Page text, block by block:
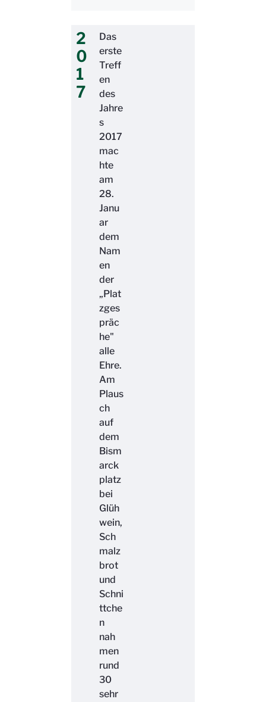
2
0
1
7
Das
erste
Treff
en
des
Jahre
s
2017
mac
hte
am
28.
Janu
ar
dem
Nam
en
der
„Plat
zges
präc
he"
alle
Ehre.
Am
Plaus
ch
auf
dem
Bism
arck
platz
bei
Glüh
wein,
Sch
malz
brot
und
Schni
ttche
n
nah
men
rund
30
sehr